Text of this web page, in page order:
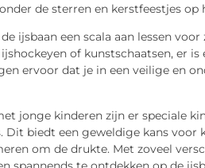
de sterren en kerstfeestjes op
ijsbaan een scala aan lessen
of kunstschaatsen, er
ervoor dat je in een veilige en
jonge kinderen zijn er speciale
Dit biedt een geweldige kans voor
om de drukte. Met zoveel